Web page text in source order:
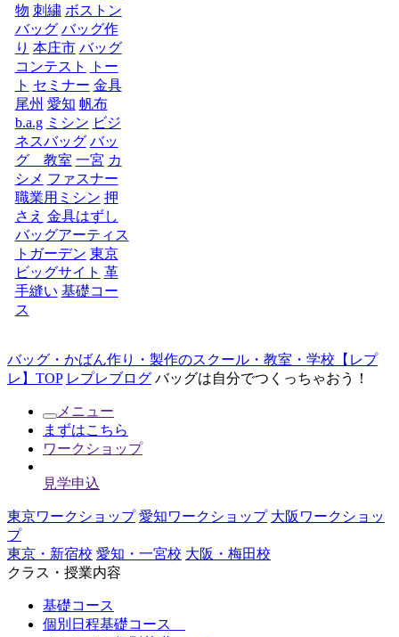
物 刺繍 ボストン
バッグ バッグ作
り 本庄市 バッグ
コンテスト
トー
ト セミナー 金具
尾州 愛知 帆布
b.a.g ミシン ビジ
ネスバッグ バッ
グ 教室 一宮 カ
シメ ファスナー
職業用ミシン 押
さえ 金具はずし
バッグアーティス
トガーデン 東京
ビッグサイト 革
手縫い 基礎コー
ス
バッグ・かばん作り・製作のスクール・教室・学校【レプ
レ】TOP レプレブログ バッグは自分でつくっちゃおう！
メニュー
まずはこちら
ワークショップ
見学申込
東京ワークショップ 愛知ワークショップ 大阪ワークショッ
プ
東京・新宿校 愛知・一宮校 大阪・梅田校
クラス・授業内容
基礎コース
個別日程基礎コース